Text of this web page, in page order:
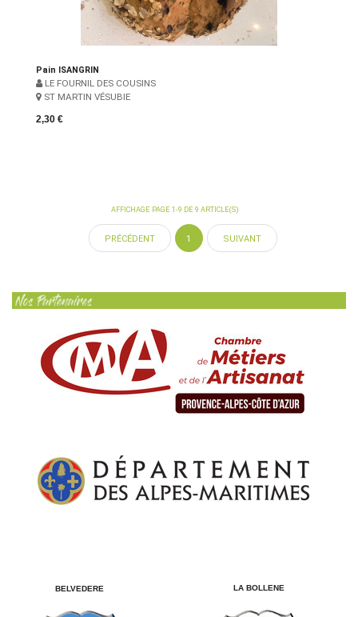
Pain ISANGRIN
LE FOURNIL DES COUSINS
ST MARTIN VÉSUBIE
2,30 €
AFFICHAGE PAGE 1-9 DE 9 ARTICLE(S)
PRÉCÉDENT 1 SUIVANT
BELVEDERE LA BOLLENE